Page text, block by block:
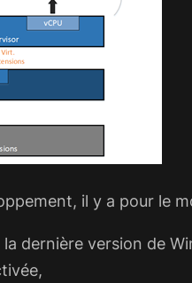
il y a pour le
dernière version de